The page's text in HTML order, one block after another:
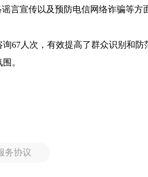
言宣传以及预防电信网络诈骗等方
67人次，有效提高了群众识别和防
。
务协议